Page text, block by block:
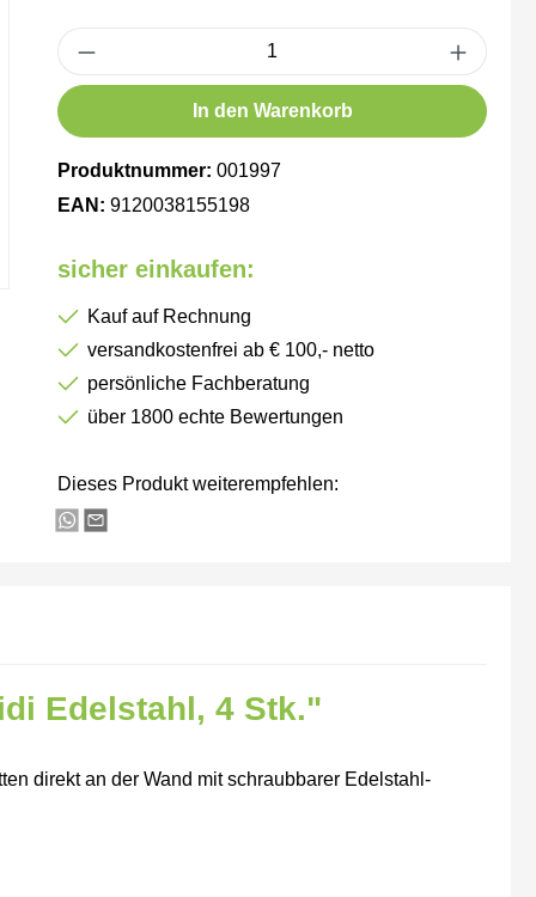
Produkt Anzahl: Gib den gewünschten Wert ein oder benutze die
In den Warenkorb
Produktnummer:001997
EAN:9120038155198
sicher einkaufen:
Kauf auf Rechnung
versandkostenfrei ab € 100,- netto
persönliche Fachberatung
über 1800 echte Bewertungen
Dieses Produkt weiterempfehlen:
Edelstahl, 4 Stk."
direkt an der Wand mit schraubbarer Edelstahl-